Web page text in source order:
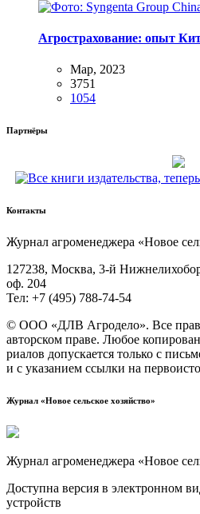
Агрострахование: опыт
Мар, 2023
3751
1054
Партнёры
Контакты
Жур­нал агро­ме­не­дже­ра «Новое
127238, Москва, 3‑й
оф. 204
Тел: +7 (495) 788‑74‑54
© ООО «ДЛВ Агро­де­ло». Все
автор­ском пра­ве. Любое
ри­а­лов допус­ка­ет­ся толь­ко с
и с ука­за­ни­ем ссыл­ки на
Журнал «Новое сельское хозяйство»
Журнал агроменеджера «Новое
Доступна версия в электронном
устройств